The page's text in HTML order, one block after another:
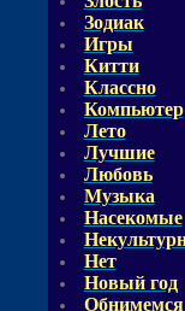
Зодиак
Игры
Китти
Классно
Компьютер
Лето
Лучшие
Любовь
Музыка
Насекомые
Нет
Новый год
Обнимемся